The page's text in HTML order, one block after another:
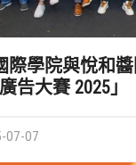
際學院與悅和
告大賽 2025」
07-07